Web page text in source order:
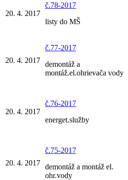
20. 4. 2017
č.78-2017
listy do MŠ
20. 4. 2017
č.77-2017
demontáž a
montáž.el.ohrievača vody
20. 4. 2017
č.76-2017
energet.služby
20. 4. 2017
č.75-2017
demontáž a montáž el.
ohr.vody